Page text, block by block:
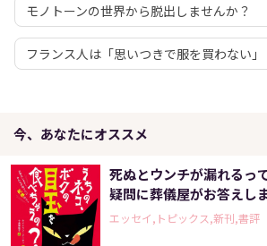
モノトーンの世界から脱出しませんか？
フランス人は「思いつきで服を買わない」
今、あなたにオススメ
死ぬとウンチが漏れるっ
疑問に葬儀屋がお答えし
エッセイ,トピックス,新刊,書評